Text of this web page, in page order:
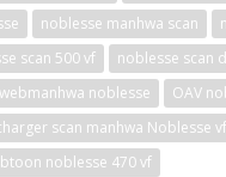
noblesse manhwa scan
scan 500 vf noblesse scan
noblesse OAV
scan manhwa Noblesse vf
noblesse 470 vf